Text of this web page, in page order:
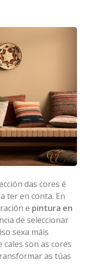
das cores é
ter en conta. En
e pintura en
de seleccionar
sexa máis
son as cores
as túas